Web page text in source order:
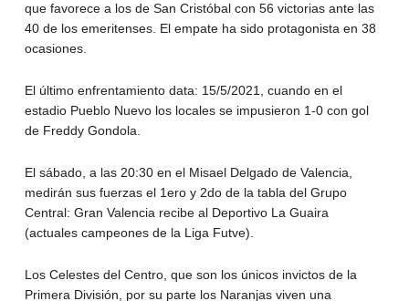
que favorece a los de San Cristóbal con 56 victorias ante las
40 de los emeritenses. El empate ha sido protagonista en 38
ocasiones.
El último enfrentamiento data: 15/5/2021, cuando en el
estadio Pueblo Nuevo los locales se impusieron 1-0 con gol
de Freddy Gondola.
El sábado, a las 20:30 en el Misael Delgado de Valencia,
medirán sus fuerzas el 1ero y 2do de la tabla del Grupo
Central: Gran Valencia recibe al Deportivo La Guaira
(actuales campeones de la Liga Futve).
Los Celestes del Centro, que son los únicos invictos de la
Primera División, por su parte los Naranjas viven una